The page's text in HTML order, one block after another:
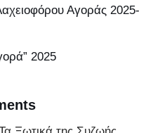
Αγοράς 2025-
2025